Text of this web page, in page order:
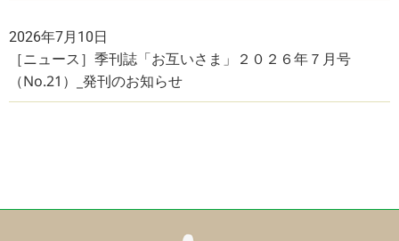
2026年7月10日
［ニュース］季刊誌「お互いさま」２０２６年７月号
（No.21）_発刊のお知らせ